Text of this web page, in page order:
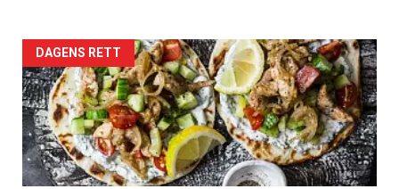
Forsiden
akkurat
nå
-
DAGENS RETT